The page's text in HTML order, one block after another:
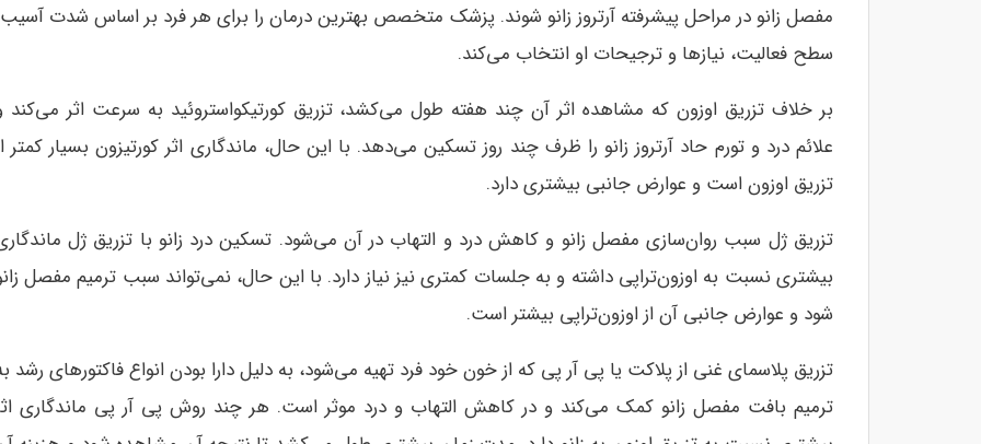
مفصل زانو در مراحل پیشرفته آرتروز زانو شوند. پزشک متخصص بهترین درمان را برای هر فرد بر اساس شدت
سطح فعالیت، نیازها و ترجیحات او انتخاب می‌کند.
بر خلاف تزریق اوزون که مشاهده اثر آن چند هفته طول می‌کشد، تزریق کورتیکواستروئید به سرعت اثر می‌کند
علائم درد و تورم حاد آرتروز زانو را ظرف چند روز تسکین می‌دهد. با این حال، ماندگاری اثر کورتیزون بسیار کمتر
تزریق اوزون است و عوارض جانبی بیشتری دارد.
تزریق ژل سبب روان‌سازی مفصل زانو و کاهش درد و التهاب در آن می‌شود. تسکین درد زانو با تزریق ژل
بیشتری نسبت به اوزون‌تراپی داشته و به جلسات کمتری نیز نیاز دارد. با این حال، نمی‌تواند سبب ترمیم مفصل
شود و عوارض جانبی آن از اوزون‌تراپی بیشتر است.
تزریق پلاسمای غنی از پلاکت یا پی آر پی که از خون خود فرد تهیه می‌شود، به دلیل دارا بودن انواع فاکتورهای رشد
ترمیم بافت مفصل زانو کمک می‌کند و در کاهش التهاب و درد موثر است. هر چند روش پی آر پی ماندگاری